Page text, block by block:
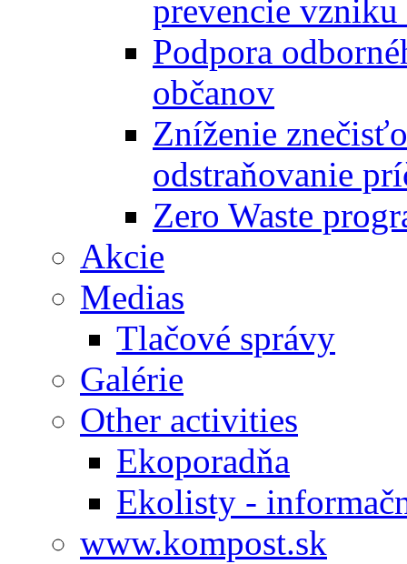
prevencie vzniku
Podpora
občanov
Zníženie
odstraňovanie
Zero Waste
Akcie
Medias
Tlačové správy
Galérie
Other activities
Ekoporadňa
Ekolisty -
www.kompost.sk